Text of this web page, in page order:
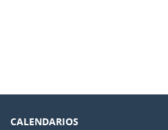
CALENDARIOS